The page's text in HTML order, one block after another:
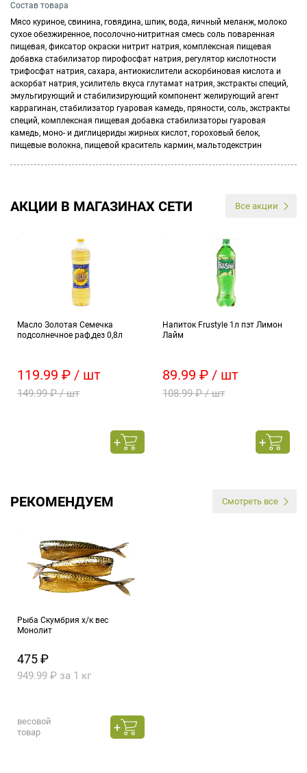
Состав товара
Мясо куриное, свинина, говядина, шпик, вода, яичный меланж, молоко
сухое обезжиренное, посолочно-нитритная смесь соль поваренная
пищевая, фиксатор окраски нитрит натрия, комплексная пищевая
добавка стабилизатор пирофосфат натрия, регулятор кислотности
трифосфат натрия, сахара, антиокислители аскорбиновая кислота и
аскорбат натрия, усилитель вкуса глутамат натрия, экстракты специй,
эмульгирующий и стабилизирующий компонент желирующий агент
каррагинан, стабилизатор гуаровая камедь, пряности, соль, экстракты
специй, комплексная пищевая добавка стабилизаторы гуаровая
камедь, моно- и диглицериды жирных кислот, гороховый белок,
пищевые волокна, пищевой краситель кармин, мальтодекстрин
АКЦИИ В МАГАЗИНАХ СЕТИ Все акции
Масло Золотая Семечка
подсолнечное раф,дез 0,8л
119.99 ₽ / шт
149.99 ₽ / шт
Напиток Frustyle 1л пэт Лимон
Лайм
89.99 ₽ / шт
108.99 ₽ / шт
РЕКОМЕНДУЕМ Смотреть все
Рыба Скумбрия х/к вес
Монолит
475 ₽
949.99 ₽ за 1 кг
весовой
товар